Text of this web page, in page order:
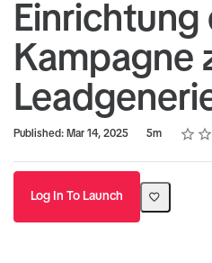
Einrichtung
Kampagne
Published: Mar 14, 2025
Duration 5m Rating
1 star
2 stars
3 stars
4 stars
5 stars
Average rating: 0
No reviews
Log In To Launch